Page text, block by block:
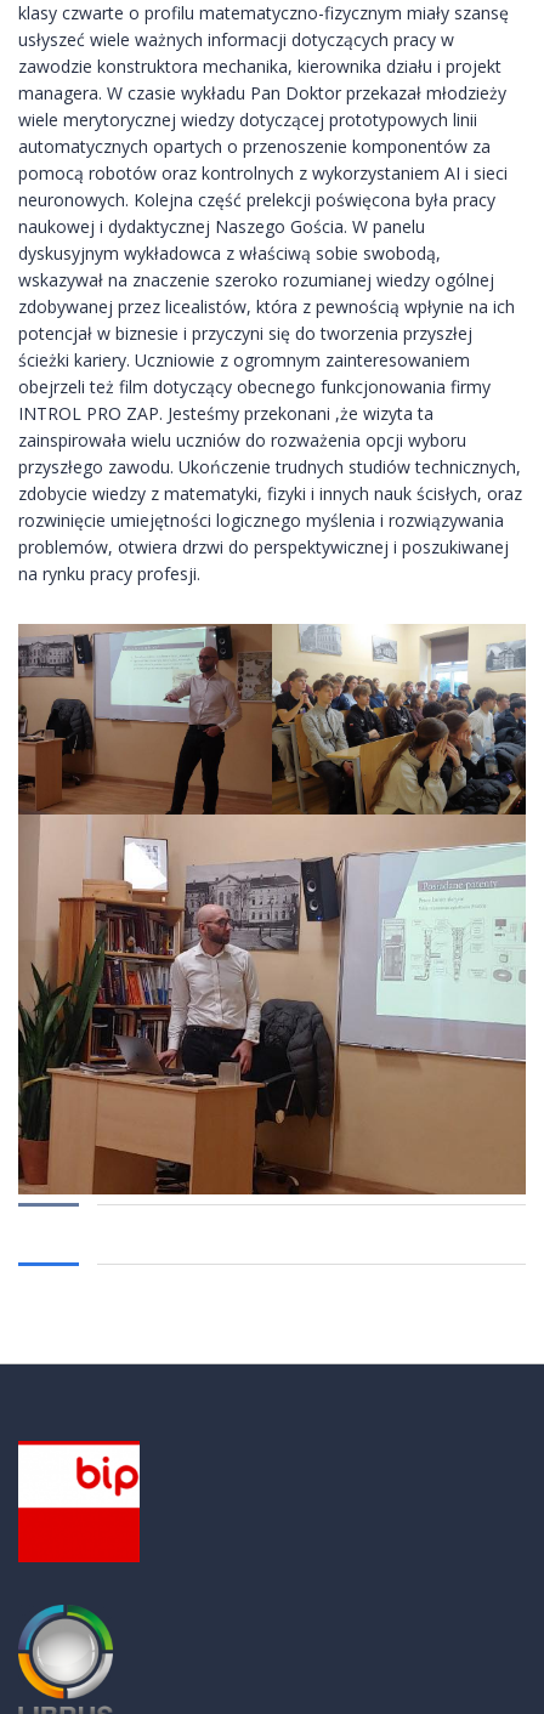
klasy czwarte o profilu matematyczno-fizycznym miały szansę
usłyszeć wiele ważnych informacji dotyczących pracy w
zawodzie konstruktora mechanika, kierownika działu i projekt
managera. W czasie wykładu Pan Doktor przekazał młodzieży
wiele merytorycznej wiedzy dotyczącej prototypowych linii
automatycznych opartych o przenoszenie komponentów za
pomocą robotów oraz kontrolnych z wykorzystaniem AI i sieci
neuronowych. Kolejna część prelekcji poświęcona była pracy
naukowej i dydaktycznej Naszego Gościa. W panelu
dyskusyjnym wykładowca z właściwą sobie swobodą,
wskazywał na znaczenie szeroko rozumianej wiedzy ogólnej
zdobywanej przez licealistów, która z pewnością wpłynie na ich
potencjał w biznesie i przyczyni się do tworzenia przyszłej
ścieżki kariery. Uczniowie z ogromnym zainteresowaniem
obejrzeli też film dotyczący obecnego funkcjonowania firmy
INTROL PRO ZAP. Jesteśmy przekonani ,że wizyta ta
zainspirowała wielu uczniów do rozważenia opcji wyboru
przyszłego zawodu. Ukończenie trudnych studiów technicznych,
zdobycie wiedzy z matematyki, fizyki i innych nauk ścisłych, oraz
rozwinięcie umiejętności logicznego myślenia i rozwiązywania
problemów, otwiera drzwi do perspektywicznej i poszukiwanej
na rynku pracy profesji.